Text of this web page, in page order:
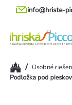
Prejsť
info@hriste-
Domov
/ Osobné
Podložka pod